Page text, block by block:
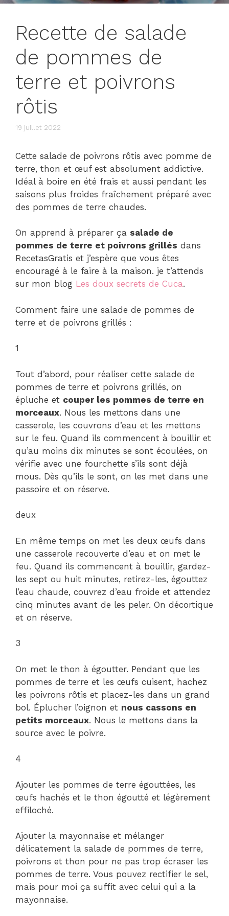
Recette de salade
de pommes de
terre et poivrons
rôtis
19 juillet 2022
Cette salade de poivrons rôtis avec pomme de
terre, thon et œuf est absolument addictive.
Idéal à boire en été frais et aussi pendant les
saisons plus froides fraîchement préparé avec
des pommes de terre chaudes.
On apprend à préparer ça salade de
pommes de terre et poivrons grillés dans
RecetasGratis et j’espère que vous êtes
encouragé à le faire à la maison. je t’attends
sur mon blog Les doux secrets de Cuca.
Comment faire une salade de pommes de
terre et de poivrons grillés :
1
Tout d’abord, pour réaliser cette salade de
pommes de terre et poivrons grillés, on
épluche et couper les pommes de terre en
morceaux. Nous les mettons dans une
casserole, les couvrons d’eau et les mettons
sur le feu. Quand ils commencent à bouillir et
qu’au moins dix minutes se sont écoulées, on
vérifie avec une fourchette s’ils sont déjà
mous. Dès qu’ils le sont, on les met dans une
passoire et on réserve.
deux
En même temps on met les deux œufs dans
une casserole recouverte d’eau et on met le
feu. Quand ils commencent à bouillir, gardez-
les sept ou huit minutes, retirez-les, égouttez
l’eau chaude, couvrez d’eau froide et attendez
cinq minutes avant de les peler. On décortique
et on réserve.
3
On met le thon à égoutter. Pendant que les
pommes de terre et les œufs cuisent, hachez
les poivrons rôtis et placez-les dans un grand
bol. Éplucher l’oignon et nous cassons en
petits morceaux. Nous le mettons dans la
source avec le poivre.
4
Ajouter les pommes de terre égouttées, les
œufs hachés et le thon égoutté et légèrement
effiloché.
Ajouter la mayonnaise et mélanger
délicatement la salade de pommes de terre,
poivrons et thon pour ne pas trop écraser les
pommes de terre. Vous pouvez rectifier le sel,
mais pour moi ça suffit avec celui qui a la
mayonnaise.